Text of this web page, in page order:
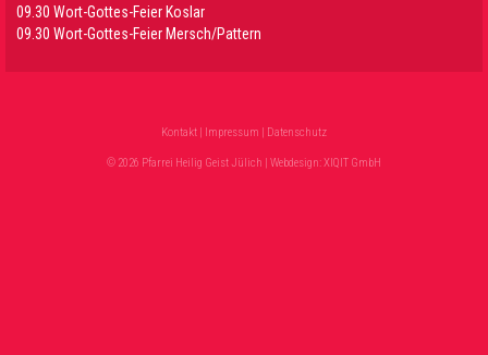
09.30 Wort-Gottes-Feier Koslar
09.30 Wort-Gottes-Feier Mersch/Pattern
Kontakt | Impressum | Datenschutz
© 2026 Pfarrei Heilig Geist Jülich | Webdesign:XIQIT GmbH